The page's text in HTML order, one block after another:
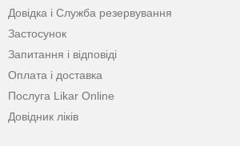
Довідка і Служба резервування
Застосунок
Запитання і відповіді
Оплата і доставка
Послуга Likar Online
Довідник ліків